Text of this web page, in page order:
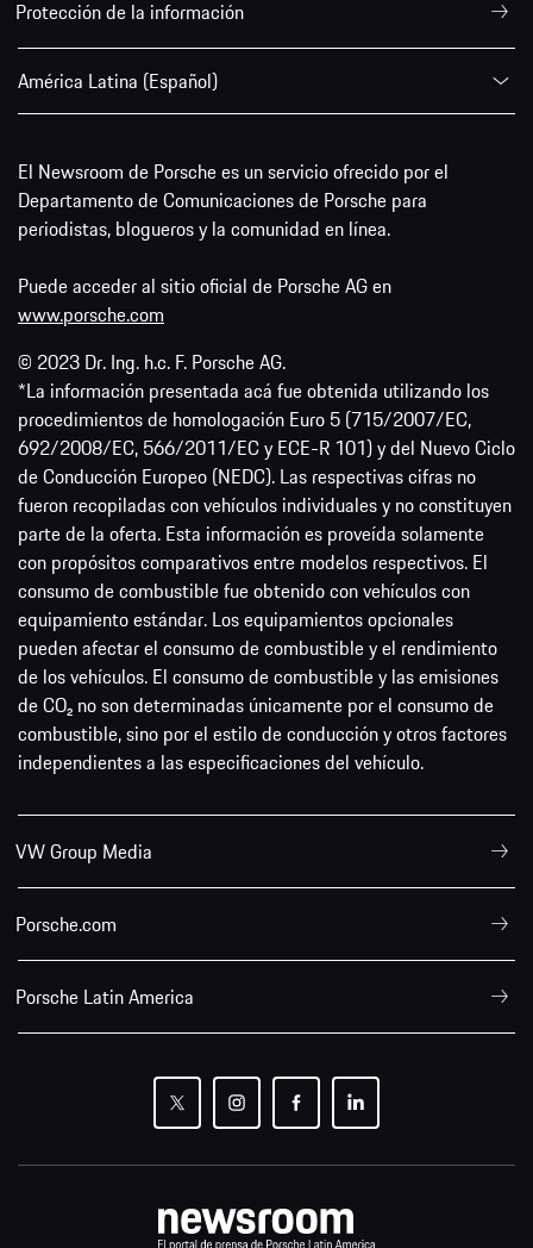
Protección de la información
América Latina (Español)
El Newsroom de Porsche es un servicio ofrecido por el
Departamento de Comunicaciones de Porsche para
periodistas, blogueros y la comunidad en línea.
Puede acceder al sitio oficial de Porsche AG en
www.porsche.com
© 2023 Dr. Ing. h.c. F. Porsche AG.
*La información presentada acá fue obtenida utilizando los
procedimientos de homologación Euro 5 (715/2007/EC,
692/2008/EC, 566/2011/EC y ECE-R 101) y del Nuevo Ciclo
de Conducción Europeo (NEDC). Las respectivas cifras no
fueron recopiladas con vehículos individuales y no constituyen
parte de la oferta. Esta información es proveída solamente
con propósitos comparativos entre modelos respectivos. El
consumo de combustible fue obtenido con vehículos con
equipamiento estándar. Los equipamientos opcionales
pueden afectar el consumo de combustible y el rendimiento
de los vehículos. El consumo de combustible y las emisiones
de CO₂ no son determinadas únicamente por el consumo de
combustible, sino por el estilo de conducción y otros factores
independientes a las especificaciones del vehículo.
VW Group Media
Porsche.com
Porsche Latin America